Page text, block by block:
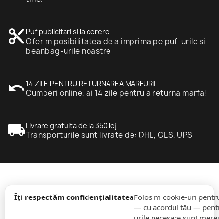
Îți respectăm confidențialitateaFolosim cookie-uri
— cu acordul tău —
content_cut Puf publicitari si la cerere
Oferim posibilitatea de a imprima pe puf-urile si
beanbag-urile noastre
undo14 ZILE PENTRU RETURNAREA MARFURII
Cumperi online, ai 14 zile pentru a returna marfa!
local_shippingLivrare gratuita de la 350 lej
Transporturile sunt livrate de: DHL, GLS, UPS
informație